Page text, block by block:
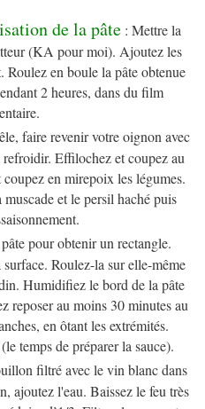
de la pâte : Mettre la
(KA pour moi). Ajoutez les
en boule la pâte obtenue
2 heures, dans du film
faire revenir votre oignon avec
Effilochez et coupez au
en mirepoix les légumes.
et le persil haché puis
pour obtenir un rectangle.
Roulez-la sur elle-même
Humidifiez le bord de la pâte
reposer au moins 30 minutes au
en ôtant les extrémités.
temps de préparer la sauce).
filtré avec le vin blanc dans
ajoutez l'eau. Baissez le feu très